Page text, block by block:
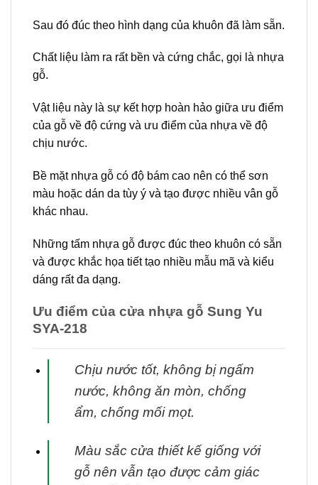
Sau đó đúc theo hình dạng của khuôn đã làm sẵn.
Chất liệu làm ra rất bền và cứng chắc, gọi là nhựa
gỗ.
Vật liệu này là sự kết hợp hoàn hảo giữa ưu điểm
của gỗ về độ cứng và ưu điểm của nhựa về độ
chịu nước.
Bề mặt nhựa gỗ có độ bám cao nên có thể sơn
màu hoặc dán da tùy ý và tạo được nhiều vân gỗ
khác nhau.
Những tấm nhựa gỗ được đúc theo khuôn có sẵn
và được khắc họa tiết tạo nhiều mẫu mã và kiểu
dáng rất đa dạng.
Ưu điểm của cửa nhựa gỗ Sung Yu
SYA-218
Chịu nước tốt, không bị ngấm
nước, không ăn mòn, chống
ẩm, chống mối mọt.
Màu sắc cửa thiết kế giống với
gỗ nên vẫn tạo được cảm giác